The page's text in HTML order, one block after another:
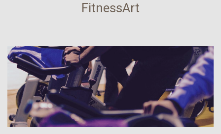
FitnessArt